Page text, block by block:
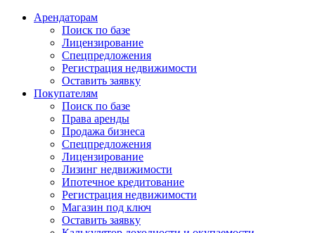
Арендаторам
Поиск по базе
Лицензирование
Спецпредложения
Регистрация недвижимости
Оставить заявку
Покупателям
Поиск по базе
Права аренды
Продажа бизнеса
Спецпредложения
Лицензирование
Лизинг недвижимости
Ипотечное кредитование
Регистрация недвижимости
Магазин под ключ
Оставить заявку